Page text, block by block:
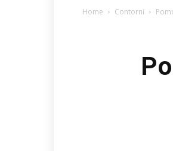
Home Contorni